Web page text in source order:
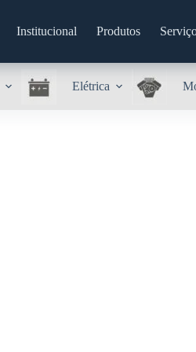
Institucional Produtos
Elétrica